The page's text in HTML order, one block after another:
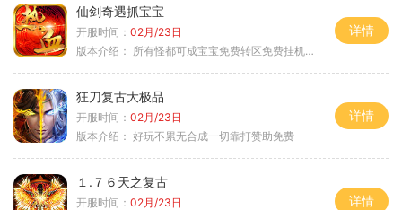
仙剑奇遇抓宝宝
开服时间： 02月/23日
版本介绍： 所有怪都可成宝宝免费转区免费挂机活动
详情
狂刀复古大极品
开服时间： 02月/23日
版本介绍： 好玩不累无合成一切靠打赞助免费
详情
１.７６天之复古
开服时间： 02月/23日
详情